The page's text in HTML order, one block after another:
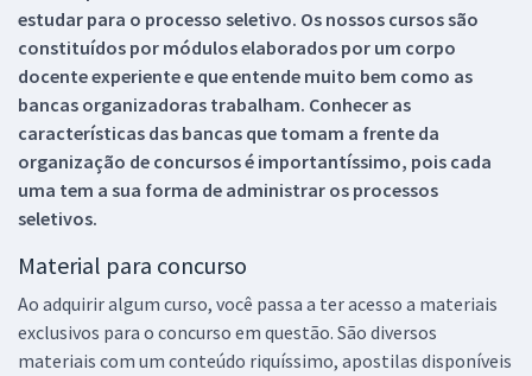
estudar para o processo seletivo. Os nossos cursos são
constituídos por módulos elaborados por um corpo
docente experiente e que entende muito bem como as
bancas organizadoras trabalham. Conhecer as
características das bancas que tomam a frente da
organização de concursos é importantíssimo, pois cada
uma tem a sua forma de administrar os processos
seletivos.
Material para concurso
Ao adquirir algum curso, você passa a ter acesso a materiais
exclusivos para o concurso em questão. São diversos
materiais com um conteúdo riquíssimo, apostilas disponíveis